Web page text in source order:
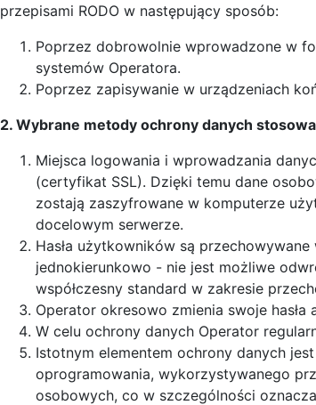
przepisami RODO w następujący sposób:
Poprzez dobrowolnie wprowadzone w
systemów Operatora.
Poprzez zapisywanie w urządzeniach
2. Wybrane metody ochrony danych
Miejsca logowania i wprowadzania
(certyfikat SSL). Dzięki temu dane
zostają zaszyfrowane w komputerze
docelowym serwerze.
Hasła użytkowników są
jednokierunkowo - nie jest możliwe
współczesny standard w zakresie
Operator okresowo zmienia swoje hasła
W celu ochrony danych Operator
Istotnym elementem ochrony danych
oprogramowania, wykorzystywanego
osobowych, co w szczególności